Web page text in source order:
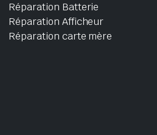
Réparation Batterie
Réparation Afficheur
Réparation carte mère